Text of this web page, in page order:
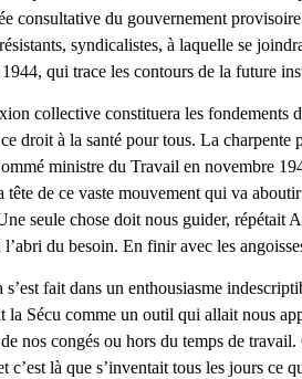
consultative du gouvernement
syndicalistes, à laquelle se
1944, qui trace les contours de la future
collective constituera les fondements
droit à la santé pour tous. La
ministre du Travail en novembre
tête de ce vaste mouvement qui va
seule chose doit nous guider, répétait
l’abri du besoin. En finir avec les
s’est fait dans un enthousiasme
la Sécu comme un outil qui allait nous
nos congés ou hors du temps de
c’est là que s’inventait tous les jours ce